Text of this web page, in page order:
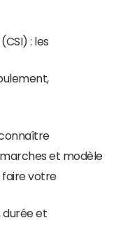
: les
et modèle
faire votre
durée et